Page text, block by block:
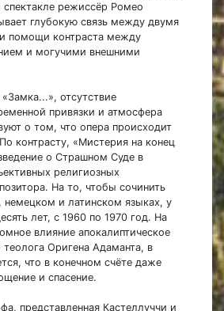
режиссёр Ромео
глубокую связь между двумя
помощи контраста между
и могучими внешними
отсутствие
привязки и атмосфера
о том, что опера происходит
контрасту, «Мистерия на конец
о Страшном Суде в
религиозных
На то, чтобы сочинить
немецком и латинском языках, у
лет, с 1960 по 1970 год. На
влияние апокалиптическое
теолога Оригена Адаманта, в
что в конечном счёте даже
и спасение.
представленная Кастеллуччи и